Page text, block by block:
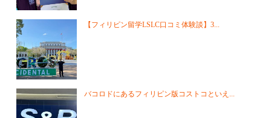
【フィリピン留学LSLC口コミ体験談】3...
バコロドにあるフィリピン版コストコといえ...